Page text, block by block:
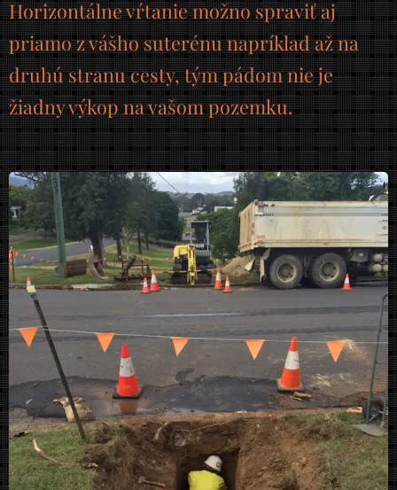
Horizontálne vŕtanie možno spraviť aj
priamo z vášho suterénu napríklad až na
druhú stranu cesty, tým pádom nie je
žiadny výkop na vašom pozemku.